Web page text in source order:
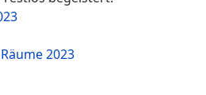
2023